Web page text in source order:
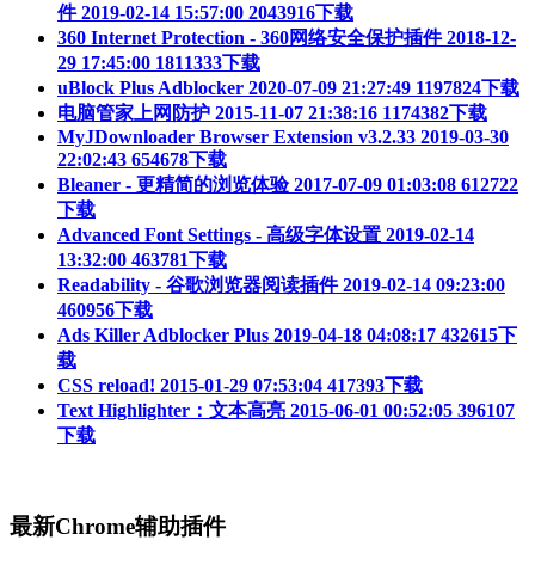
件 2019-02-14 15:57:00 2043916下载
360 Internet Protection - 360网络安全保护插件 2018-12-
29 17:45:00 1811333下载
uBlock Plus Adblocker 2020-07-09 21:27:49 1197824下载
电脑管家上网防护 2015-11-07 21:38:16 1174382下载
MyJDownloader Browser Extension v3.2.33 2019-03-30
22:02:43 654678下载
Bleaner - 更精简的浏览体验 2017-07-09 01:03:08 612722
下载
Advanced Font Settings - 高级字体设置 2019-02-14
13:32:00 463781下载
Readability - 谷歌浏览器阅读插件 2019-02-14 09:23:00
460956下载
Ads Killer Adblocker Plus 2019-04-18 04:08:17 432615下
载
CSS reload! 2015-01-29 07:53:04 417393下载
Text Highlighter：文本高亮 2015-06-01 00:52:05 396107
下载
最新Chrome辅助插件